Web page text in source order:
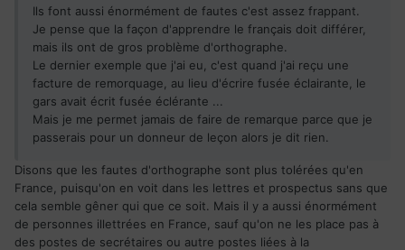
Ils font aussi énormément de fautes c'est assez frappant.
Je pense que la façon d'apprendre le français doit différer,
mais ils ont de gros problème d'orthographe.
Le dernier exemple que j'ai eu, c'est quand j'ai reçu une
facture de remorquage, au lieu d'écrire fusée éclairante, le
gars avait écrit fusée éclérante ...
Mais je me permet jamais de faire de remarque parce que je
passerais pour un donneur de leçon alors je dit rien.
Disons que les fautes d'orthographe sont plus tolérées qu'en
France, puisqu'on en voit dans les lettres et prospectus sans que
cela semble gêner qui que ce soit. Mais il y a aussi énormément
de personnes illettrées en France, sauf qu'on ne les place pas à
des postes de secrétaires ou autre postes liées à la